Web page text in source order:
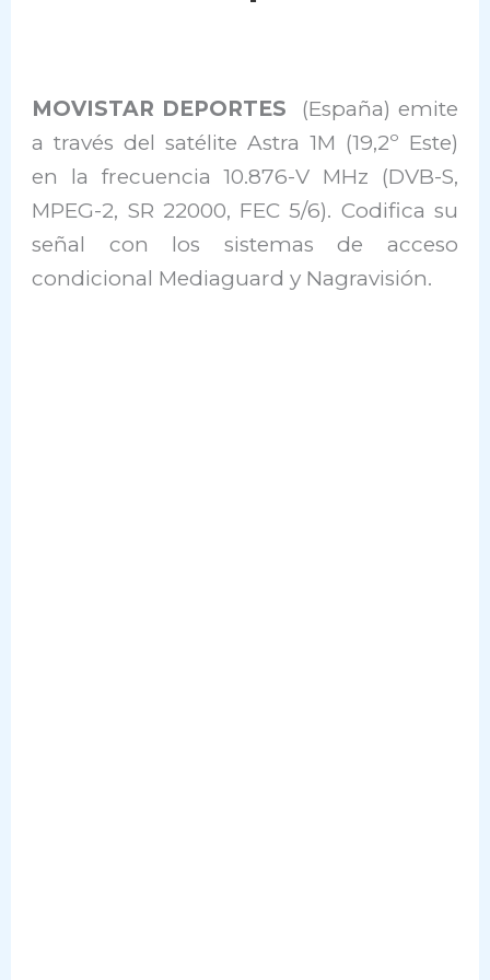
MOVISTAR DEPORTES
(España) emite
a través del satélite Astra 1M (19,2º Este)
en la frecuencia 10.876-V MHz (DVB-S,
MPEG-2, SR 22000, FEC 5/6). Codifica su
señal con los sistemas de acceso
condicional Mediaguard y Nagravisión.